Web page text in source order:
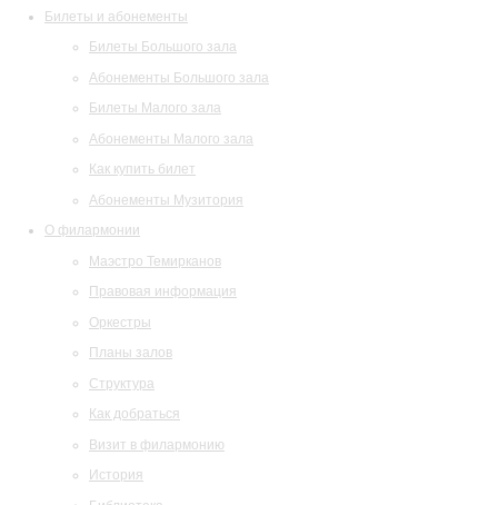
Билеты и абонементы
Билеты Большого зала
Абонементы Большого зала
Билеты Малого зала
Абонементы Малого зала
Как купить билет
Абонементы Музитория
О филармонии
Маэстро Темирканов
Правовая информация
Оркестры
Планы залов
Структура
Как добраться
Визит в филармонию
История